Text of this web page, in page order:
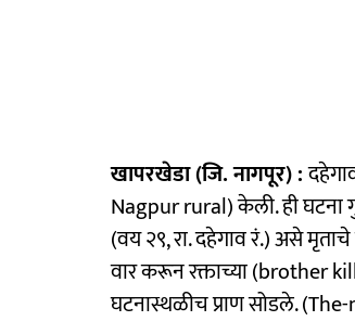
खापरखेडा (जि. नागपूर) :
Nagpur rural) केली. ही घटना
(वय २९, रा. दहेगाव रं.) असे
वार करून रक्ताच्या (brother
घटनास्थळीच प्राण सोडले.